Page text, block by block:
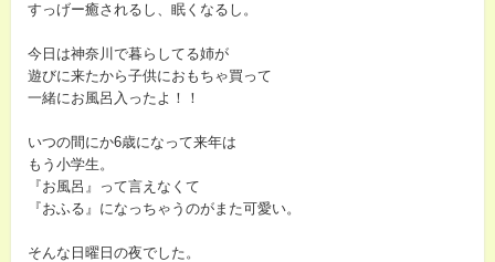
すっげー癒されるし、眠くなるし。
今日は神奈川で暮らしてる姉が
遊びに来たから子供におもちゃ買って
一緒にお風呂入ったよ！！
いつの間にか6歳になって来年は
もう小学生。
『お風呂』って言えなくて
『おふる』になっちゃうのがまた可愛い。
そんな日曜日の夜でした。